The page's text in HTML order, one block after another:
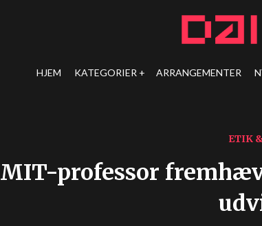
HJEM KATEGORIER ARRANGEMENTER
ETIK
MIT-professor